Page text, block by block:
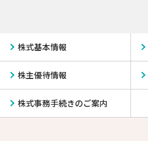
株式基本情報
株主優待情報
株式事務手続きのご案内